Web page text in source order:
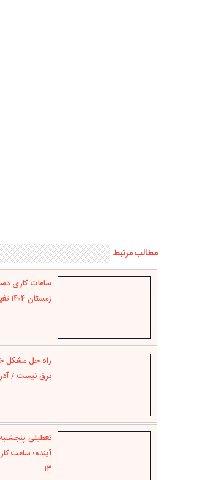
مطالب مرتبط
ساعات کاری
زمستان ۱۴۰۴ تغییر کرد
راه حل مشکل
برق نیست /
تعطیلی
۱۳